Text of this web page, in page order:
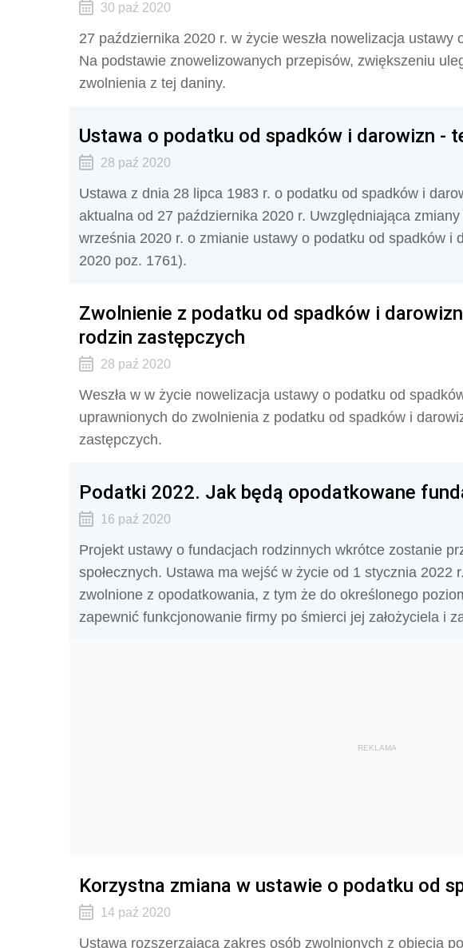
30 paź 2020
27 października 2020 r. w życie weszła nowelizacja
Na podstawie znowelizowanych przepisów, zwiększeniu
zwolnienia z tej daniny.
Ustawa o podatku od spadków i darowizn -
28 paź 2020
Ustawa z dnia 28 lipca 1983 r. o podatku od spadków i
aktualna od 27 października 2020 r. Uwzględniająca
września 2020 r. o zmianie ustawy o podatku od spadków i
2020 poz. 1761).
Zwolnienie z podatku od spadków i
rodzin zastępczych
28 paź 2020
Weszła w w życie nowelizacja ustawy o podatku od
uprawnionych do zwolnienia z podatku od spadków i
zastępczych.
Podatki 2022. Jak będą opodatkowane
16 paź 2020
Projekt ustawy o fundacjach rodzinnych wkrótce zostanie
społecznych. Ustawa ma wejść w życie od 1 stycznia 2022
zwolnione z opodatkowania, z tym że do określonego
zapewnić funkcjonowanie firmy po śmierci jej założyciela i
REKLAMA
Korzystna zmiana w ustawie o podatku od
14 paź 2020
Ustawa rozszerzająca zakres osób zwolnionych z objęcia